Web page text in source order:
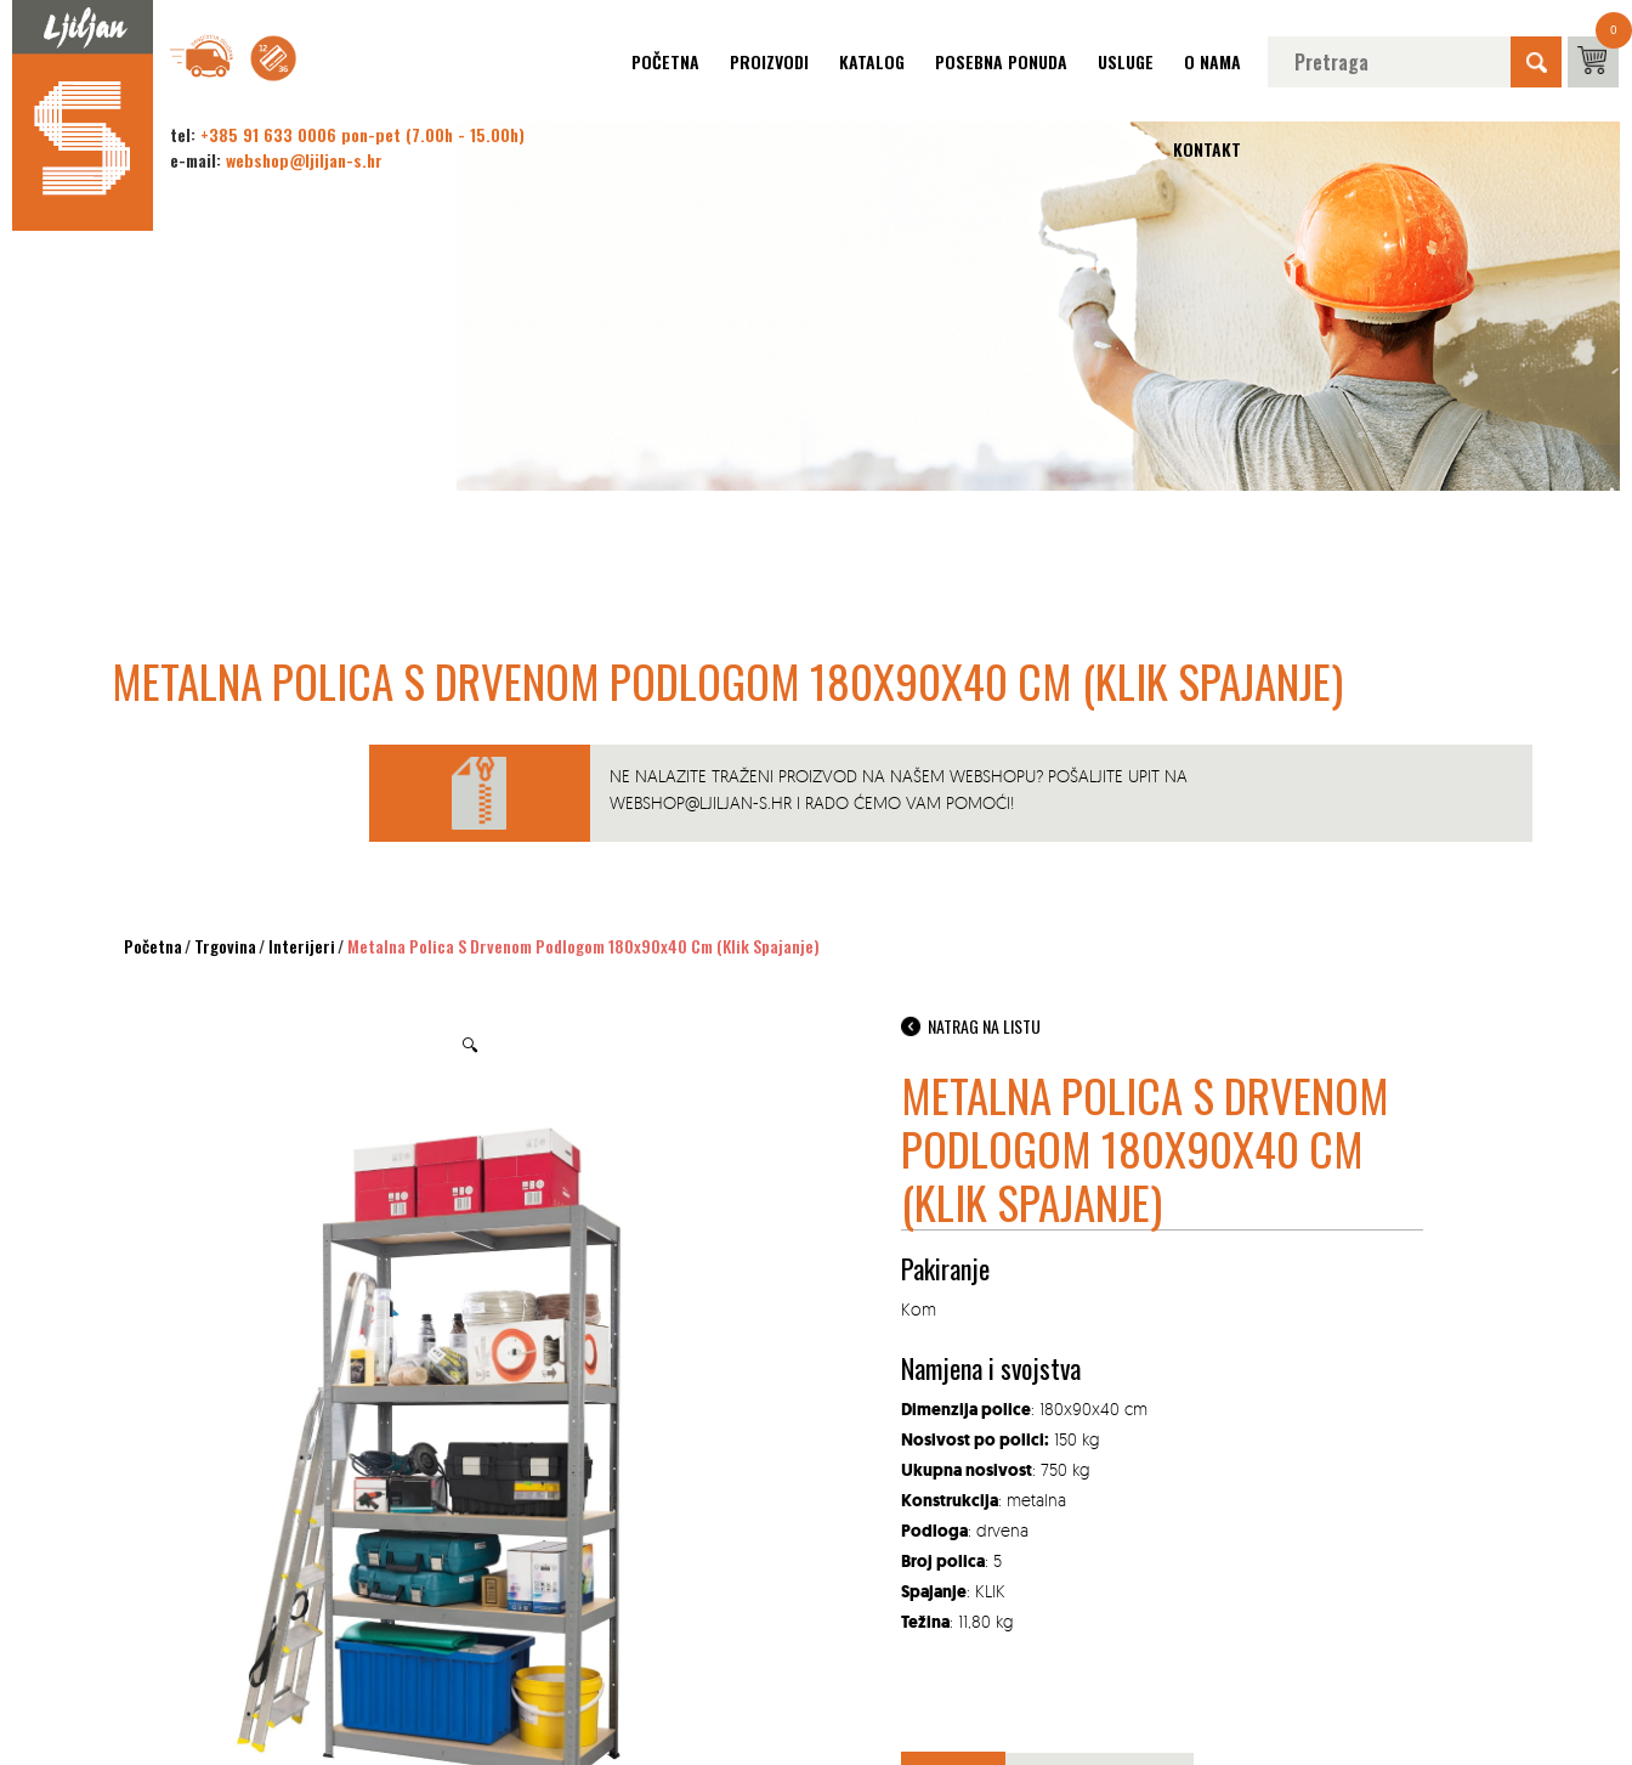
tel: +385 91 633 0006 pon-pet (7.00h - 15.00h)
e-mail: webshop@ljiljan-s.hr
POČETNA PROIZVODI KATALOG POSEBNA PONUDA USLUGE O NAMA
KONTAKT
0
METALNA POLICA S DRVENOM PODLOGOM 180X90X40 CM (KLIK SPAJANJE)
NE NALAZITE TRAŽENI PROIZVOD NA NAŠEM WEBSHOPU? POŠALJITE UPIT NA
WEBSHOP@LJILJAN-S.HRI RADO ĆEMO VAM POMOĆI!
Početna/Trgovina/Interijeri/Metalna Polica S Drvenom Podlogom 180x90x40 Cm (klik Spajanje)
🔍
NATRAG NA LISTU
METALNA POLICA S DRVENOM
PODLOGOM 180X90X40 CM
(KLIK SPAJANJE)
Pakiranje
Kom
Namjena i svojstva
Dimenzija police: 180x90x40 cm
Nosivost po polici: 150 kg
Ukupna nosivost: 750 kg
Konstrukcija: metalna
Podloga: drvena
Broj polica: 5
Spajanje: KLIK
Težina: 11,80 kg